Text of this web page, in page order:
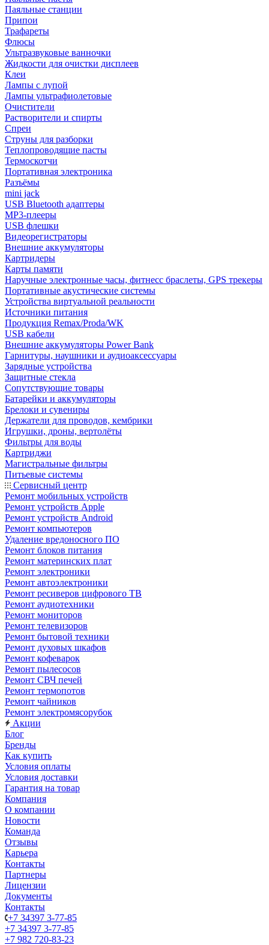
Паяльные станции
Припои
Трафареты
Флюсы
Ультразвуковые ванночки
Жидкости для очистки дисплеев
Клеи
Лампы с лупой
Лампы ультрафиолетовые
Очистители
Растворители и спирты
Спреи
Струны для разборки
Теплопроводящие пасты
Термоскотчи
Портативная электроника
Разъёмы
mini jack
USB Bluetooth адаптеры
MP3-плееры
USB флешки
Видеорегистраторы
Внешние аккумуляторы
Картридеры
Карты памяти
Наручные электронные часы, фитнесс браслеты, GPS трекеры
Портативные акустические системы
Устройства виртуальной реальности
Источники питания
Продукция Remax/Proda/WK
USB кабели
Внешние аккумуляторы Power Bank
Гарнитуры, наушники и аудиоаксессуары
Зарядные устройства
Защитные стекла
Сопутствующие товары
Батарейки и аккумуляторы
Брелоки и сувениры
Держатели для проводов, кембрики
Игрушки, дроны, вертолёты
Фильтры для воды
Картриджи
Магистральные фильтры
Питьевые системы
Сервисный центр
Ремонт мобильных устройств
Ремонт устройств Apple
Ремонт устройств Android
Ремонт компьютеров
Удаление вредоносного ПО
Ремонт блоков питания
Ремонт материнских плат
Ремонт электроники
Ремонт автоэлектроники
Ремонт ресиверов цифрового ТВ
Ремонт аудиотехники
Ремонт мониторов
Ремонт телевизоров
Ремонт бытовой техники
Ремонт духовых шкафов
Ремонт кофеварок
Ремонт пылесосов
Ремонт СВЧ печей
Ремонт термопотов
Ремонт чайников
Ремонт электромясорубок
Акции
Блог
Бренды
Как купить
Условия оплаты
Условия доставки
Гарантия на товар
Компания
О компании
Новости
Команда
Отзывы
Карьера
Контакты
Партнеры
Лицензии
Документы
Контакты
+7 34397 3-77-85
+7 34397 3-77-85
+7 982 720-83-23